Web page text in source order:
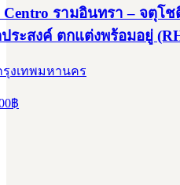
Centro รามอินทรา – จตุโ
ระสงค์ ตกแต่งพร้อมอยู่
รุงเทพมหานคร
฿